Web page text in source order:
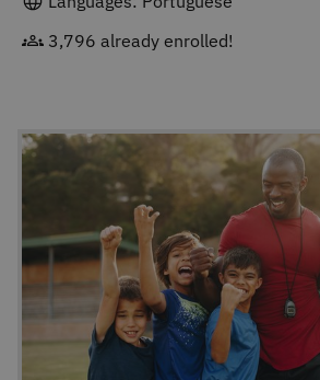
3,796 already enrolled!